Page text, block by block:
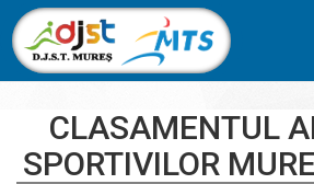
CLASAMENTUL
SPORTIVILOR